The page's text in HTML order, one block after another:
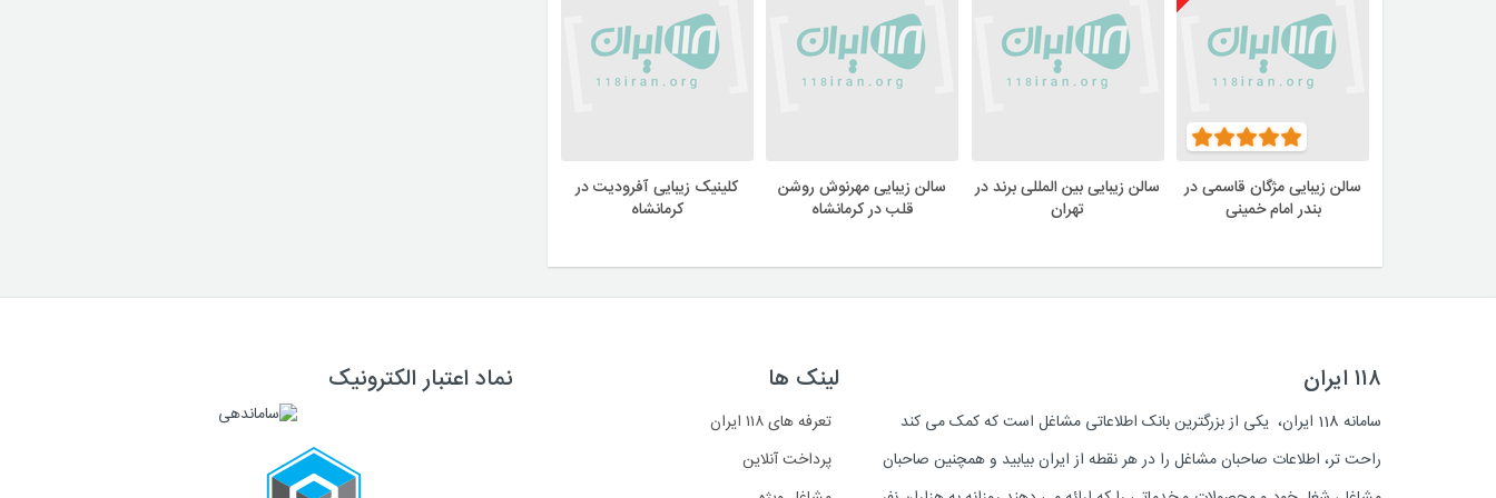
سالن زیبایی مژگان قاسمی در
بندر امام خمینی
سالن زیبایی بین المللی برند در
تهران
سالن زیبایی مهرنوش روشن
قلب در کرمانشاه
کلینیک زیبایی آفرودیت در
کرمانشاه
۱۱۸ ایران
سامانه 118 ایران، یکی از بزرگترین بانک اطلاعاتی مشاغل است که کمک می کند
راحت تر، اطلاعات صاحبان مشاغل را در هر نقطه از ایران بیابید و همچنین صاحبان
لینک ها
تعرفه های ۱۱۸ ایران
پرداخت آنلاین
نماد اعتبار الکترونیک